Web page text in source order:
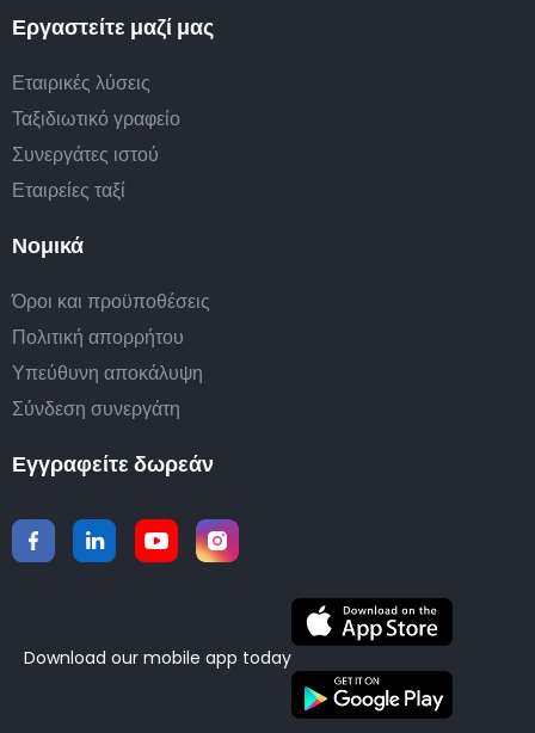
Εργαστείτε μαζί μας
Εταιρικές λύσεις
Ταξιδιωτικό γραφείο
Συνεργάτες ιστού
Εταιρείες ταξί
Νομικά
Όροι και προϋποθέσεις
Πολιτική απορρήτου
Υπεύθυνη αποκάλυψη
Σύνδεση συνεργάτη
Εγγραφείτε δωρεάν
Download our mobile app today